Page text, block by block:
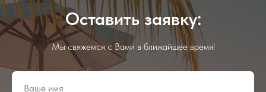
Оставить заявку:
Мы свяжемся с Вами в ближайшее время!